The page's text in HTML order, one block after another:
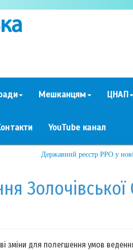
Мешканцям ЦНАП
YouTube канал
Державний реєстр РРО у
Золочівської
зміни для полегшення умов